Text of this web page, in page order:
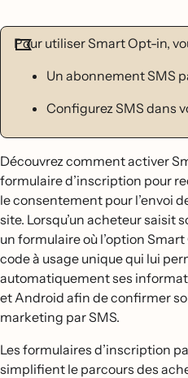
Pour utiliser Smart Opt-in,
Un abonnement SMS
Configurez SMS dans
Découvrez comment activer
formulaire d’inscription pour
le consentement pour l’envoi
site. Lorsqu’un acheteur saisit
un formulaire où l’option
code à usage unique qui lui
automatiquement ses
et Android afin de confirmer
marketing par SMS.
Les formulaires d’inscription
simplifient le parcours des